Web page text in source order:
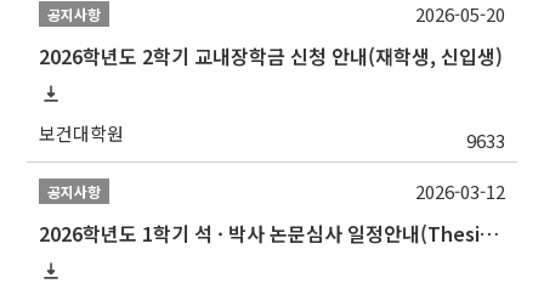
공지사항
2026학년도 2학기 교내장학금 신청 안내(재학생, 신입생)
보건대학원 9633
2026-05-20
공지사항
2026학년도 1학기 석 · 박사 논문심사 일정안내(Thesis Defense Schedules)
2026-03-12